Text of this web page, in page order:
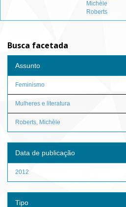
Michèle
Roberts
Busca facetada
Assunto
Feminismo
Mulheres e literatura
Roberts, Michèle
Data de publicação
2012
Tipo